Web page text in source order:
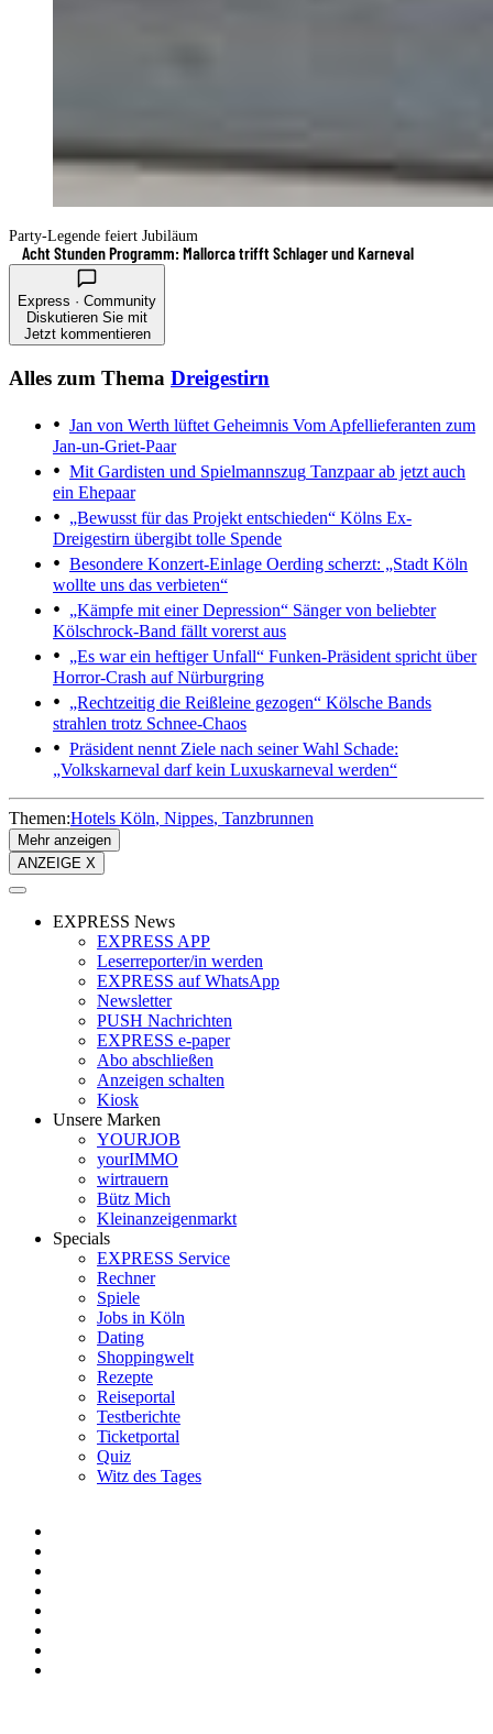
Party-Legende feiert Jubiläum
Acht Stunden Programm: Mallorca trifft Schlager und Karneval
Express · Community
Diskutieren Sie mit
Jetzt kommentieren
Alles zum Thema Dreigestirn
Jan von Werth lüftet Geheimnis Vom Apfellieferanten zum
Jan-un-Griet-Paar
Mit Gardisten und Spielmannszug Tanzpaar ab jetzt auch
ein Ehepaar
„Bewusst für das Projekt entschieden“ Kölns Ex-
Dreigestirn übergibt tolle Spende
Besondere Konzert-Einlage Oerding scherzt: „Stadt Köln
wollte uns das verbieten“
„Kämpfe mit einer Depression“ Sänger von beliebter
Kölschrock-Band fällt vorerst aus
„Es war ein heftiger Unfall“ Funken-Präsident spricht über
Horror-Crash auf Nürburgring
„Rechtzeitig die Reißleine gezogen“ Kölsche Bands
strahlen trotz Schnee-Chaos
Präsident nennt Ziele nach seiner Wahl Schade:
„Volkskarneval darf kein Luxuskarneval werden“
Themen:Hotels Köln Nippes Tanzbrunnen
Mehr anzeigen
ANZEIGE X
EXPRESS News
EXPRESS APP
Leserreporter/in werden
EXPRESS auf WhatsApp
Newsletter
PUSH Nachrichten
EXPRESS e-paper
Abo abschließen
Anzeigen schalten
Kiosk
Unsere Marken
YOURJOB
yourIMMO
wirtrauern
Bütz Mich
Kleinanzeigenmarkt
Specials
EXPRESS Service
Rechner
Spiele
Jobs in Köln
Dating
Shoppingwelt
Rezepte
Reiseportal
Testberichte
Ticketportal
Quiz
Witz des Tages